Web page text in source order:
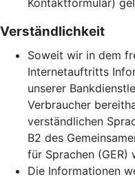
Kontaktformular)
Verständlichkeit
Soweit wir in dem
Internetauftritts
unserer
Verbraucher
verständlichen
B2 des
für Sprachen
Die Informationen